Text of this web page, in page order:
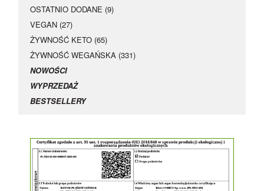
OSTATNIO DODANE (9)
VEGAN (27)
ŻYWNOŚĆ KETO (65)
ŻYWNOŚĆ WEGAŃSKA (331)
NOWOŚCI
WYPRZEDAŻ
BESTSELLERY